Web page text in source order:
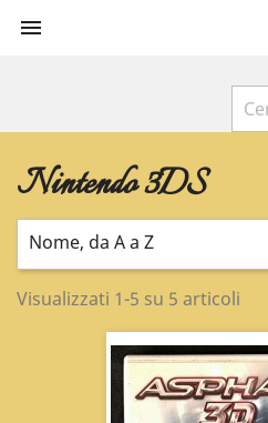

Nintendo 3DS
Nome, da A a Z
Visualizzati 1-5 su 5 articoli